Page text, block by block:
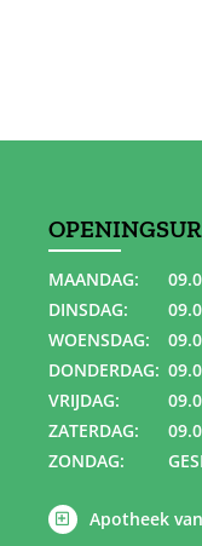
MAANDAG:
DINSDAG:
WOENSDAG:
DONDERDAG:
VRIJDAG:
ZATERDAG:
ZONDAG:
Apotheek